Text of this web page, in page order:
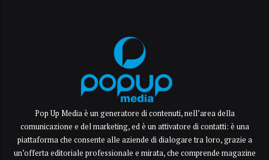
Pop Up Media è un generatore di contenuti, nell’area della
comunicazione e del marketing, ed è un attivatore di contatti: è una
piattaforma che consente alle aziende di dialogare tra loro, grazie a
un’offerta editoriale professionale e mirata, che comprende magazine